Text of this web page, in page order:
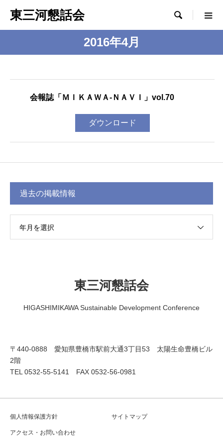
東三河懇話会 
2016年4月
会報誌「ＭＩＫＡＷＡ-ＮＡＶＩ」vol.70
ダウンロード
過去の掲載情報
年月を選択
東三河懇話会
HIGASHIMIKAWA Sustainable Development Conference
〒440-0888 愛知県豊橋市駅前大通3丁目53 太陽生命豊橋ビル
2階
TEL 0532-55-5141 FAX 0532-56-0981
個人情報保護方針 サイトマップ
アクセス・お問い合わせ